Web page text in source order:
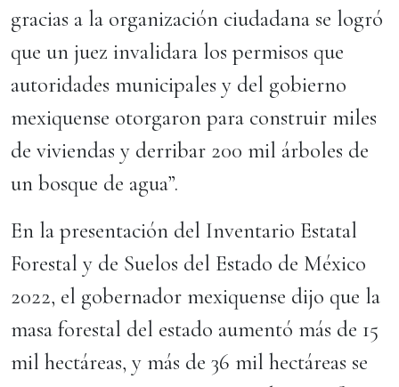
gracias a la organización ciudadana se logró
que un juez invalidara los permisos que
autoridades municipales y del gobierno
mexiquense otorgaron para construir miles
de viviendas y derribar 200 mil árboles de
un bosque de agua”.
En la presentación del Inventario Estatal
Forestal y de Suelos del Estado de México
2022, el gobernador mexiquense dijo que la
masa forestal del estado aumentó más de 15
mil hectáreas, y más de 36 mil hectáreas se